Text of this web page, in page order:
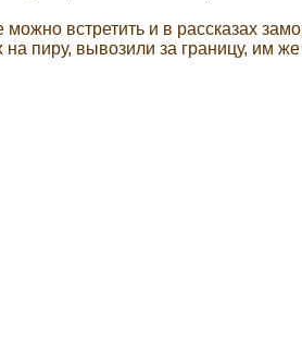
встретить и в рассказах
пиру, вывозили за границу, им